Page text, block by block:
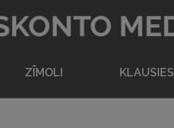
ZĪMOLI KLAUSIES